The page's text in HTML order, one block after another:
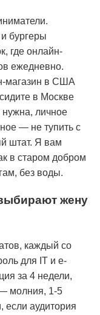
бургеры
где онлайн-
ежедневно.
магазин в США
в Москве
личное
— не тупить с
штат. Я вам
в старом добром
без воды.
жену
каждый со
для IT и e-
за 4 недели,
молния, 1-5
аудитория